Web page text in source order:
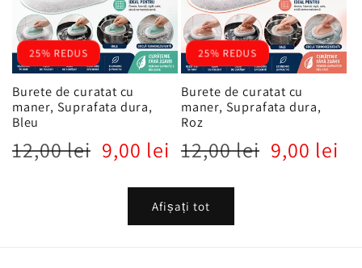
25% REDUS
Burete de curatat cu
maner, Suprafata dura,
Bleu
Preț
obișnuit
12,00 lei
Preț
redus
9,00 lei
25% REDUS
Burete de curatat cu
maner, Suprafata dura,
Roz
Preț
obișnuit
12,00 lei
Preț
redus
9,00 lei
Afișați tot